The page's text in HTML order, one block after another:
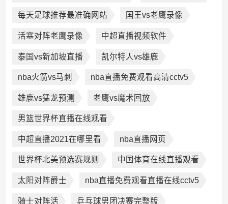
每天足球推荐最准确网站 国王vs老鹰录像
活塞对阵老鹰录像 中超直播视频软件
泰国vs新加坡直播 凯尔特人vs雄鹿
nba火箭vs马刺 nba直播免费观看高清cctv5
雄鹿vs猛龙预测 老鹰vs魔术回放
男篮世界杯直播在线观看
中超直播2021在哪里看 nba直播网页
世界杯北美预选赛规则 中国体育在线直播观看
太阳对阵爵士 nba直播免费观看直播在线cctv5
骑士对阵活 乒乓球男团决赛完整版